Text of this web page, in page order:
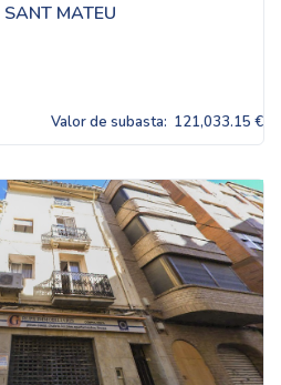
MATEU
Valor de subasta: 121,033.15 €